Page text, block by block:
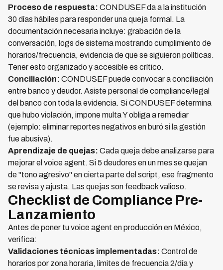
Proceso de respuesta: CONDUSEF da a la institución
30 días hábiles para responder una queja formal. La
documentación necesaria incluye: grabación de la
conversación, logs de sistema mostrando cumplimiento de
horarios/frecuencia, evidencia de que se siguieron políticas.
Tener esto organizado y accesible es crítico.
Conciliación: CONDUSEF puede convocar a conciliación
entre banco y deudor. Asiste personal de compliance/legal
del banco con toda la evidencia. Si CONDUSEF determina
que hubo violación, impone multa Y obliga a remediar
(ejemplo: eliminar reportes negativos en buró si la gestión
fue abusiva).
Aprendizaje de quejas: Cada queja debe analizarse para
mejorar el voice agent. Si 5 deudores en un mes se quejan
de "tono agresivo" en cierta parte del script, ese fragmento
se revisa y ajusta. Las quejas son feedback valioso.
Checklist de Compliance Pre-
Lanzamiento
Antes de poner tu voice agent en producción en México,
verifica:
Validaciones técnicas implementadas: Control de
horarios por zona horaria, límites de frecuencia 2/día y